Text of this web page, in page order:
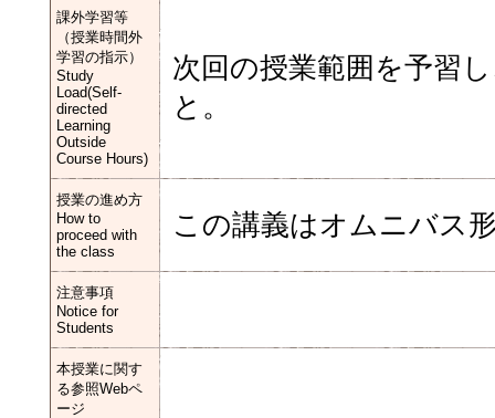
課外学習等
（授業時間外
学習の指示）
Study
Load(Self-
directed
Learning
Outside
Course Hours)
次回の授業範囲を予習
と。
授業の進め方
How to
proceed with
the class
この講義はオムニバス
注意事項
Notice for
Students
本授業に関す
る参照Webペ
ージ